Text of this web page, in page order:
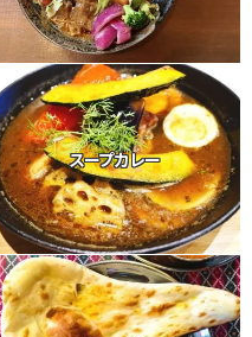
スープカレー